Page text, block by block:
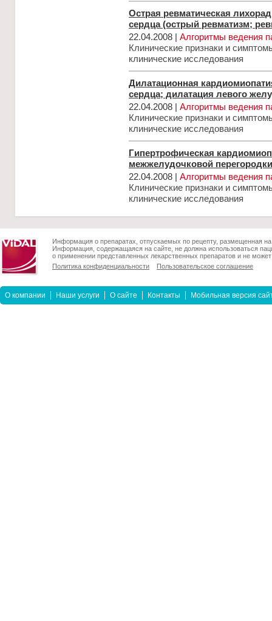
Острая ревматическая
сердца (острый ревматизм;
22.04.2008 | Алгоритмы ведения
Клинические признаки и
клинические исследования
Дилатационная
сердца; дилатация левого
22.04.2008 | Алгоритмы ведения
Клинические признаки и
клинические исследования
Гипертрофическая
межжелудочковой
22.04.2008 | Алгоритмы ведения
Клинические признаки и
клинические исследования
Информация о препаратах, отпускаемых по рецепту, размещенная
Информация, содержащаяся на сайте, не должна использоваться
о применении представленных лекарственных препаратов и не
Политика конфиденциальности
Пользовательское соглашение
О компании Наши услуги О сайте Контакты Мобильная версия